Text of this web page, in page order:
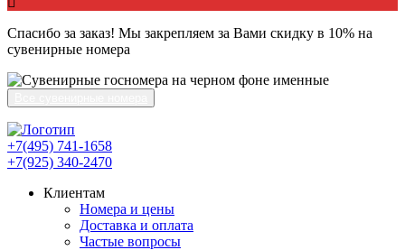
Спасибо за заказ! Мы закрепляем за Вами скидку в 10% на
сувенирные номера
+7(495) 741-1658
+7(925) 340-2470
Клиентам
Номера и цены
Доставка и оплата
Частые вопросы